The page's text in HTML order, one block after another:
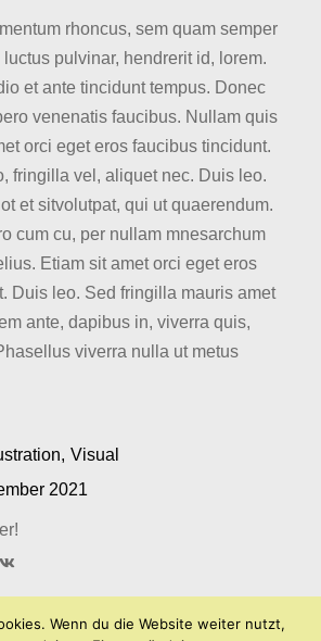
rhoncus, sem quam semper
luctus pulvinar, hendrerit id, lorem.
et ante tincidunt tempus. Donec
venenatis faucibus. Nullam quis
orci eget eros faucibus tincidunt.
fringilla vel, aliquet nec. Duis leo.
et sitvolutpat, qui ut quaerendum.
cum cu, per nullam mnesarchum
Etiam sit amet orci eget eros
Duis leo. Sed fringilla mauris amet
ante, dapibus in, viverra quis,
viverra nulla ut metus
Visual
2021
Wenn du die Website weiter nutzt,